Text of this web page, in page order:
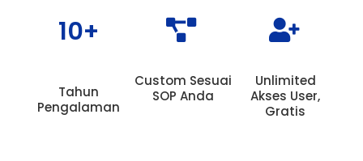
10+
Tahun
Pengalaman

Custom Sesuai
SOP Anda

Unlimited
Akses User,
Gratis